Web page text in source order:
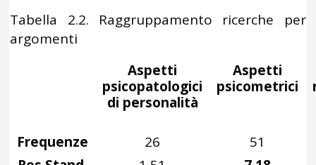
Tabella 2.2. Raggruppamento ricerche per
argomenti
Aspetti
psicopatologici
di personalità
Aspetti
psicometrici
Frequenze 26
51